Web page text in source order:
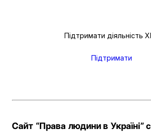
Підтримати діяльність
Підтримати
Сайт “Права людини в Україні”